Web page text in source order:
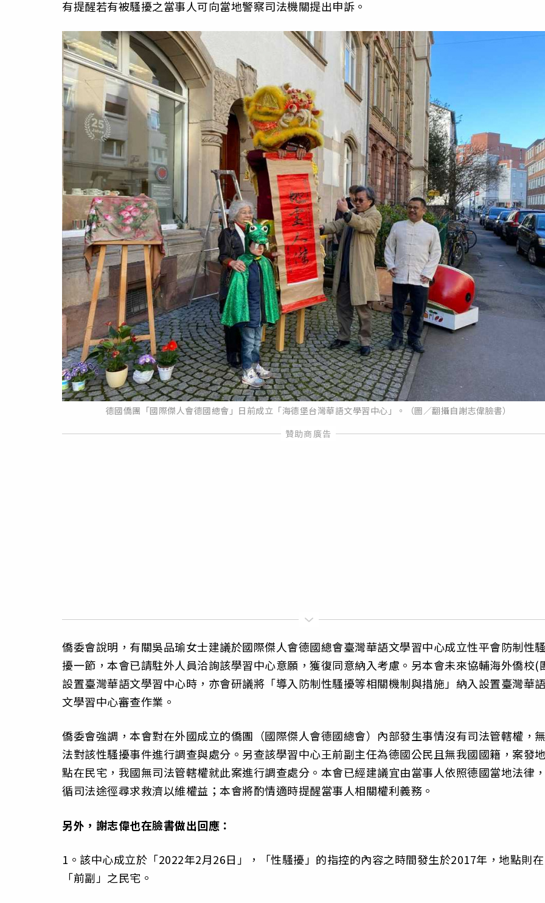
有提醒若有被騷擾之當事人可向當地警察司法機關提出申訴。
德國僑團「國際傑人會德國總會」日前成立「海德堡台灣華語文學習中心」。（圖／翻攝自謝志偉臉書）
僑委會說明，有關吳品瑜女士建議於國際傑人會德國總會臺灣華語文學習中心成立性平會防制性
擾一節，本會已請駐外人員洽詢該學習中心意願，獲復同意納入考慮。另本會未來協輔海外僑校(
設置臺灣華語文學習中心時，亦會研議將「導入防制性騷擾等相關機制與措施」納入設置臺灣華
文學習中心審查作業。
僑委會強調，本會對在外國成立的僑團（國際傑人會德國總會）內部發生事情沒有司法管轄權，
法對該性騷擾事件進行調查與處分。另查該學習中心王前副主任為德國公民且無我國國籍，案發
點在民宅，我國無司法管轄權就此案進行調查處分。本會已經建議宜由當事人依照德國當地法律
循司法途徑尋求救濟以維權益；本會將酌情適時提醒當事人相關權利義務。
另外，謝志偉也在臉書做出回應：
1。該中心成立於「2022年2月26日」，「性騷擾」的指控的內容之時間發生於2017年，地點則在
「前副」之民宅。